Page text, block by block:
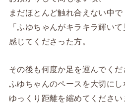
まだほとんど触れ合えない中で
「ふゆちゃんがキラキラ輝いて
感じてくださった方。
その後も何度か足を運んでくだ
ふゆちゃんのペースを大切にし
ゆっくり距離を縮めてください